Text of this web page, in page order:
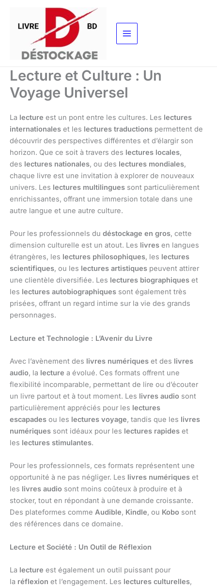
contenu
Lecture et Culture : Un
Voyage Universel
La lecture est un pont entre les cultures. Les lectures
internationales et les lectures traductions permettent de
découvrir des perspectives différentes et d’élargir son
horizon. Que ce soit à travers des lectures locales,
des lectures nationales, ou des lectures mondiales,
chaque livre est une invitation à explorer de nouveaux
univers. Les lectures multilingues sont particulièrement
enrichissantes, offrant une immersion totale dans une
autre langue et une autre culture.
Pour les professionnels du déstockage en gros, cette
dimension culturelle est un atout. Les livres en langues
étrangères, les lectures philosophiques, les lectures
scientifiques, ou les lectures artistiques peuvent attirer
une clientèle diversifiée. Les lectures biographiques et
les lectures autobiographiques sont également très
prisées, offrant un regard intime sur la vie des grands
personnages.
Lecture et Technologie : L’Avenir du Livre
Avec l’avènement des livres numériques et des livres
audio, la lecture a évolué. Ces formats offrent une
flexibilité incomparable, permettant de lire ou d’écouter
un livre partout et à tout moment. Les livres audio sont
particulièrement appréciés pour les lectures
escapades ou les lectures voyage, tandis que les livres
numériques sont idéaux pour les lectures rapides et
les lectures stimulantes.
Pour les professionnels, ces formats représentent une
opportunité à ne pas négliger. Les livres numériques et
les livres audio sont moins coûteux à produire et à
stocker, tout en répondant à une demande croissante.
Des plateformes comme Audible, Kindle, ou Kobo sont
des références dans ce domaine.
Lecture et Société : Un Outil de Réflexion
La lecture est également un outil puissant pour
la réflexion et l’engagement. Les lectures culturelles,